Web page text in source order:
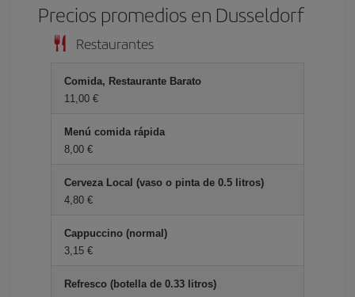
Precios promedios en Dusseldorf
Restaurantes
Comida, Restaurante Barato
11,00 €
Menú comida rápida
8,00 €
Cerveza Local (vaso o pinta de 0.5 litros)
4,80 €
Cappuccino (normal)
3,15 €
Refresco (botella de 0.33 litros)